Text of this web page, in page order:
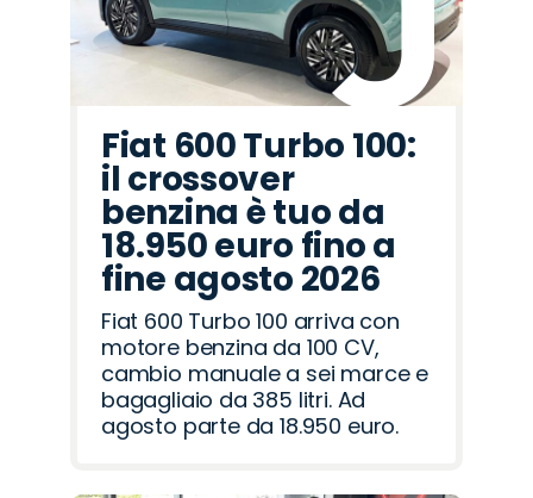
Fiat 600 Turbo 100:
il crossover
benzina è tuo da
18.950 euro fino a
fine agosto 2026
Fiat 600 Turbo 100 arriva con
motore benzina da 100 CV,
cambio manuale a sei marce e
bagagliaio da 385 litri. Ad
agosto parte da 18.950 euro.